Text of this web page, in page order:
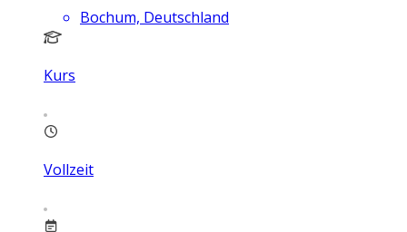
Bochum, Deutschland
Kurs
Vollzeit